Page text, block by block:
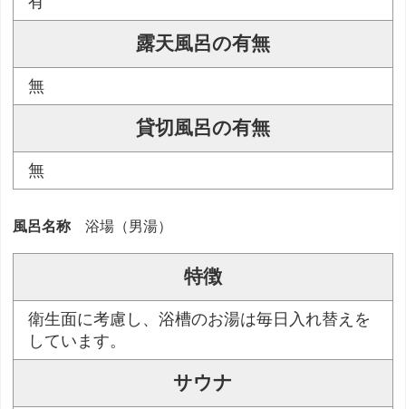
露天風呂の有無
無
貸切風呂の有無
無
風呂名称 浴場（男湯）
特徴
衛生面に考慮し、浴槽のお湯は毎日入れ替えを
しています。
サウナ